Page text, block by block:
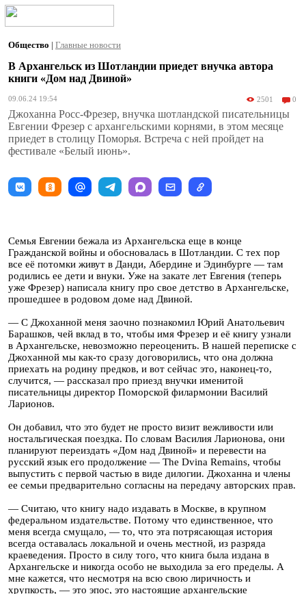
Общество | Главные новости
В Архангельск из Шотландии приедет внучка автора
книги «Дом над Двиной»
09.06.24 19:54 2501 0
Джоханна Росс-Фрезер, внучка шотландской писательницы
Евгении Фрезер с архангельскими корнями, в этом месяце
приедет в столицу Поморья. Встреча с ней пройдет на
фестивале «Белый июнь».
Семья Евгении бежала из Архангельска еще в конце
Гражданской войны и обосновалась в Шотландии. С тех пор
все её потомки живут в Данди, Абердине и Эдинбурге — там
родились ее дети и внуки. Уже на закате лет Евгения (теперь
уже Фрезер) написала книгу про свое детство в Архангельске,
прошедшее в родовом доме над Двиной.
— С Джоханной меня заочно познакомил Юрий Анатольевич
Барашков, чей вклад в то, чтобы имя Фрезер и её книгу узнали
в Архангельске, невозможно переоценить. В нашей переписке с
Джоханной мы как-то сразу договорились, что она должна
приехать на родину предков, и вот сейчас это, наконец-то,
случится, — рассказал про приезд внучки именитой
писательницы директор Поморской филармонии Василий
Ларионов.
Он добавил, что это будет не просто визит вежливости или
ностальгическая поездка. По словам Василия Ларионова, они
планируют переиздать «Дом над Двиной» и перевести на
русский язык его продолжение — The Dvina Remains, чтобы
выпустить с первой частью в виде дилогии. Джоханна и члены
ее семьи предварительно согласны на передачу авторских прав.
— Считаю, что книгу надо издавать в Москве, в крупном
федеральном издательстве. Потому что единственное, что
меня всегда смущало, — то, что эта потрясающая история
всегда оставалась локальной и очень местной, из разряда
краеведения. Просто в силу того, что книга была издана в
Архангельске и никогда особо не выходила за его пределы. А
мне кажется, что несмотря на всю свою лиричность и
хрупкость, — это эпос, это настоящие архангельские